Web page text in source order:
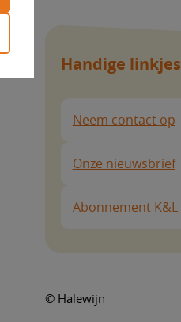
Handige linkjes
Neem contact op
Onze nieuwsbrief
Abonnement K&L
© Halewijn